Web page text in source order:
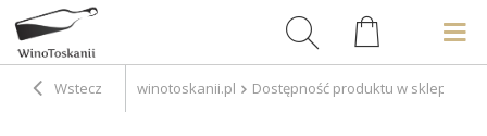
Wstecz winotoskanii.pl Dostępność produktu w sklepach